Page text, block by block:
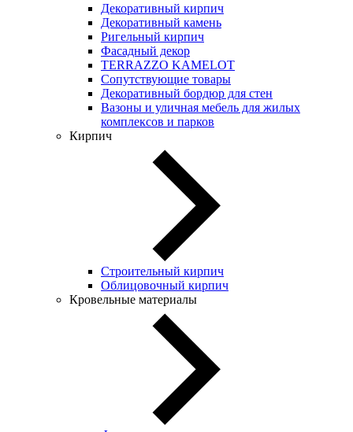
Декоративный кирпич
Декоративный камень
Ригельный кирпич
Фасадный декор
TERRAZZO KAMELOT
Сопутствующие товары
Декоративный бордюр для стен
Вазоны и уличная мебель для жилых
комплексов и парков
Кирпич
Строительный кирпич
Облицовочный кирпич
Кровельные материалы